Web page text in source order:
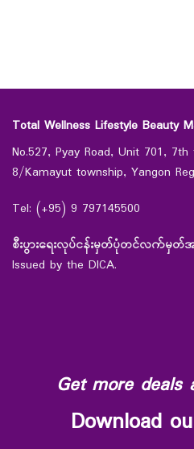
Total Wellness Lifestyle Beauty
No.527, Pyay Road, Unit 701,
8/Kamayut township, Yangon
Tel: (+95) 9 797145500
စီးပွားရေးလုပ်ငန်းမှတ်ပုံတင်လက်မှတ်
Issued by the DICA.
Get more deals
Download